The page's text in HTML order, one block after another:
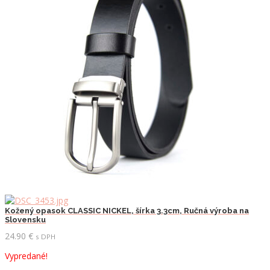
Kožený opasok CLASSIC NICKEL, šírka 3.3cm, Ručná výroba na
Slovensku
24.90 € s DPH
Vypredané!